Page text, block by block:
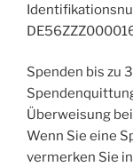
Spenden bis zu
Überweisung
Wenn Sie eine
vermerken Sie